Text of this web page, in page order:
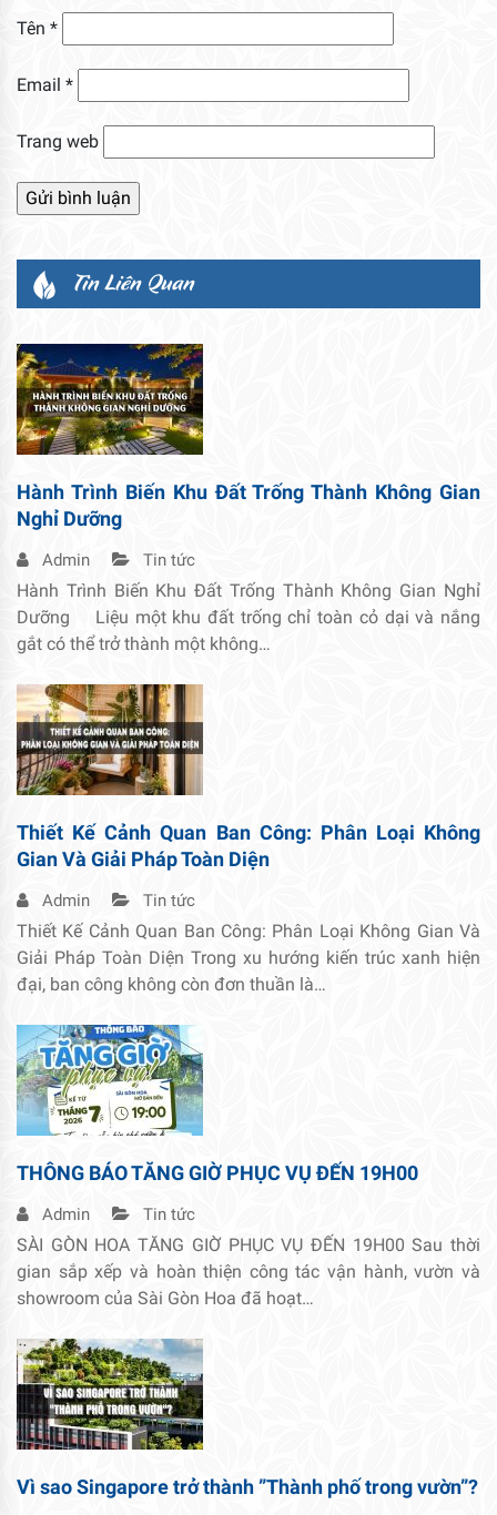
Tên *
Email *
Trang web
Tin Liên Quan
Hành Trình Biến Khu Đất Trống Thành Không Gian
Nghỉ Dưỡng
Admin Tin tức
Hành Trình Biến Khu Đất Trống Thành Không Gian Nghỉ
Dưỡng Liệu một khu đất trống chỉ toàn cỏ dại và nắng
gắt có thể trở thành một không…
Thiết Kế Cảnh Quan Ban Công: Phân Loại Không
Gian Và Giải Pháp Toàn Diện
Admin Tin tức
Thiết Kế Cảnh Quan Ban Công: Phân Loại Không Gian Và
Giải Pháp Toàn Diện Trong xu hướng kiến trúc xanh hiện
đại, ban công không còn đơn thuần là…
THÔNG BÁO TĂNG GIỜ PHỤC VỤ ĐẾN 19H00
Admin Tin tức
SÀI GÒN HOA TĂNG GIỜ PHỤC VỤ ĐẾN 19H00 Sau thời
gian sắp xếp và hoàn thiện công tác vận hành, vườn và
showroom của Sài Gòn Hoa đã hoạt…
Vì sao Singapore trở thành ”Thành phố trong vườn”?